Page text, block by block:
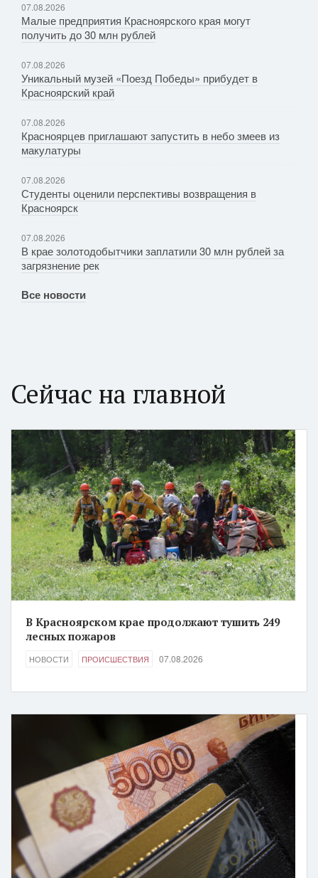
07.08.2026
Малые предприятия Красноярского края могут
получить до 30 млн рублей
07.08.2026
Уникальный музей «Поезд Победы» прибудет в
Красноярский край
07.08.2026
Красноярцев приглашают запустить в небо змеев из
макулатуры
07.08.2026
Студенты оценили перспективы возвращения в
Красноярск
07.08.2026
В крае золотодобытчики заплатили 30 млн рублей за
загрязнение рек
Все новости
Сейчас на главной
В Красноярском крае продолжают тушить 249
лесных пожаров
НОВОСТИ ПРОИСШЕСТВИЯ 07.08.2026